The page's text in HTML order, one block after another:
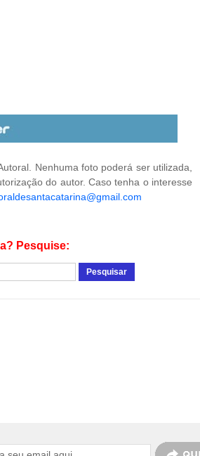
Nenhuma foto poderá ser utilizada,
do autor. Caso tenha o interesse
Pesquise: